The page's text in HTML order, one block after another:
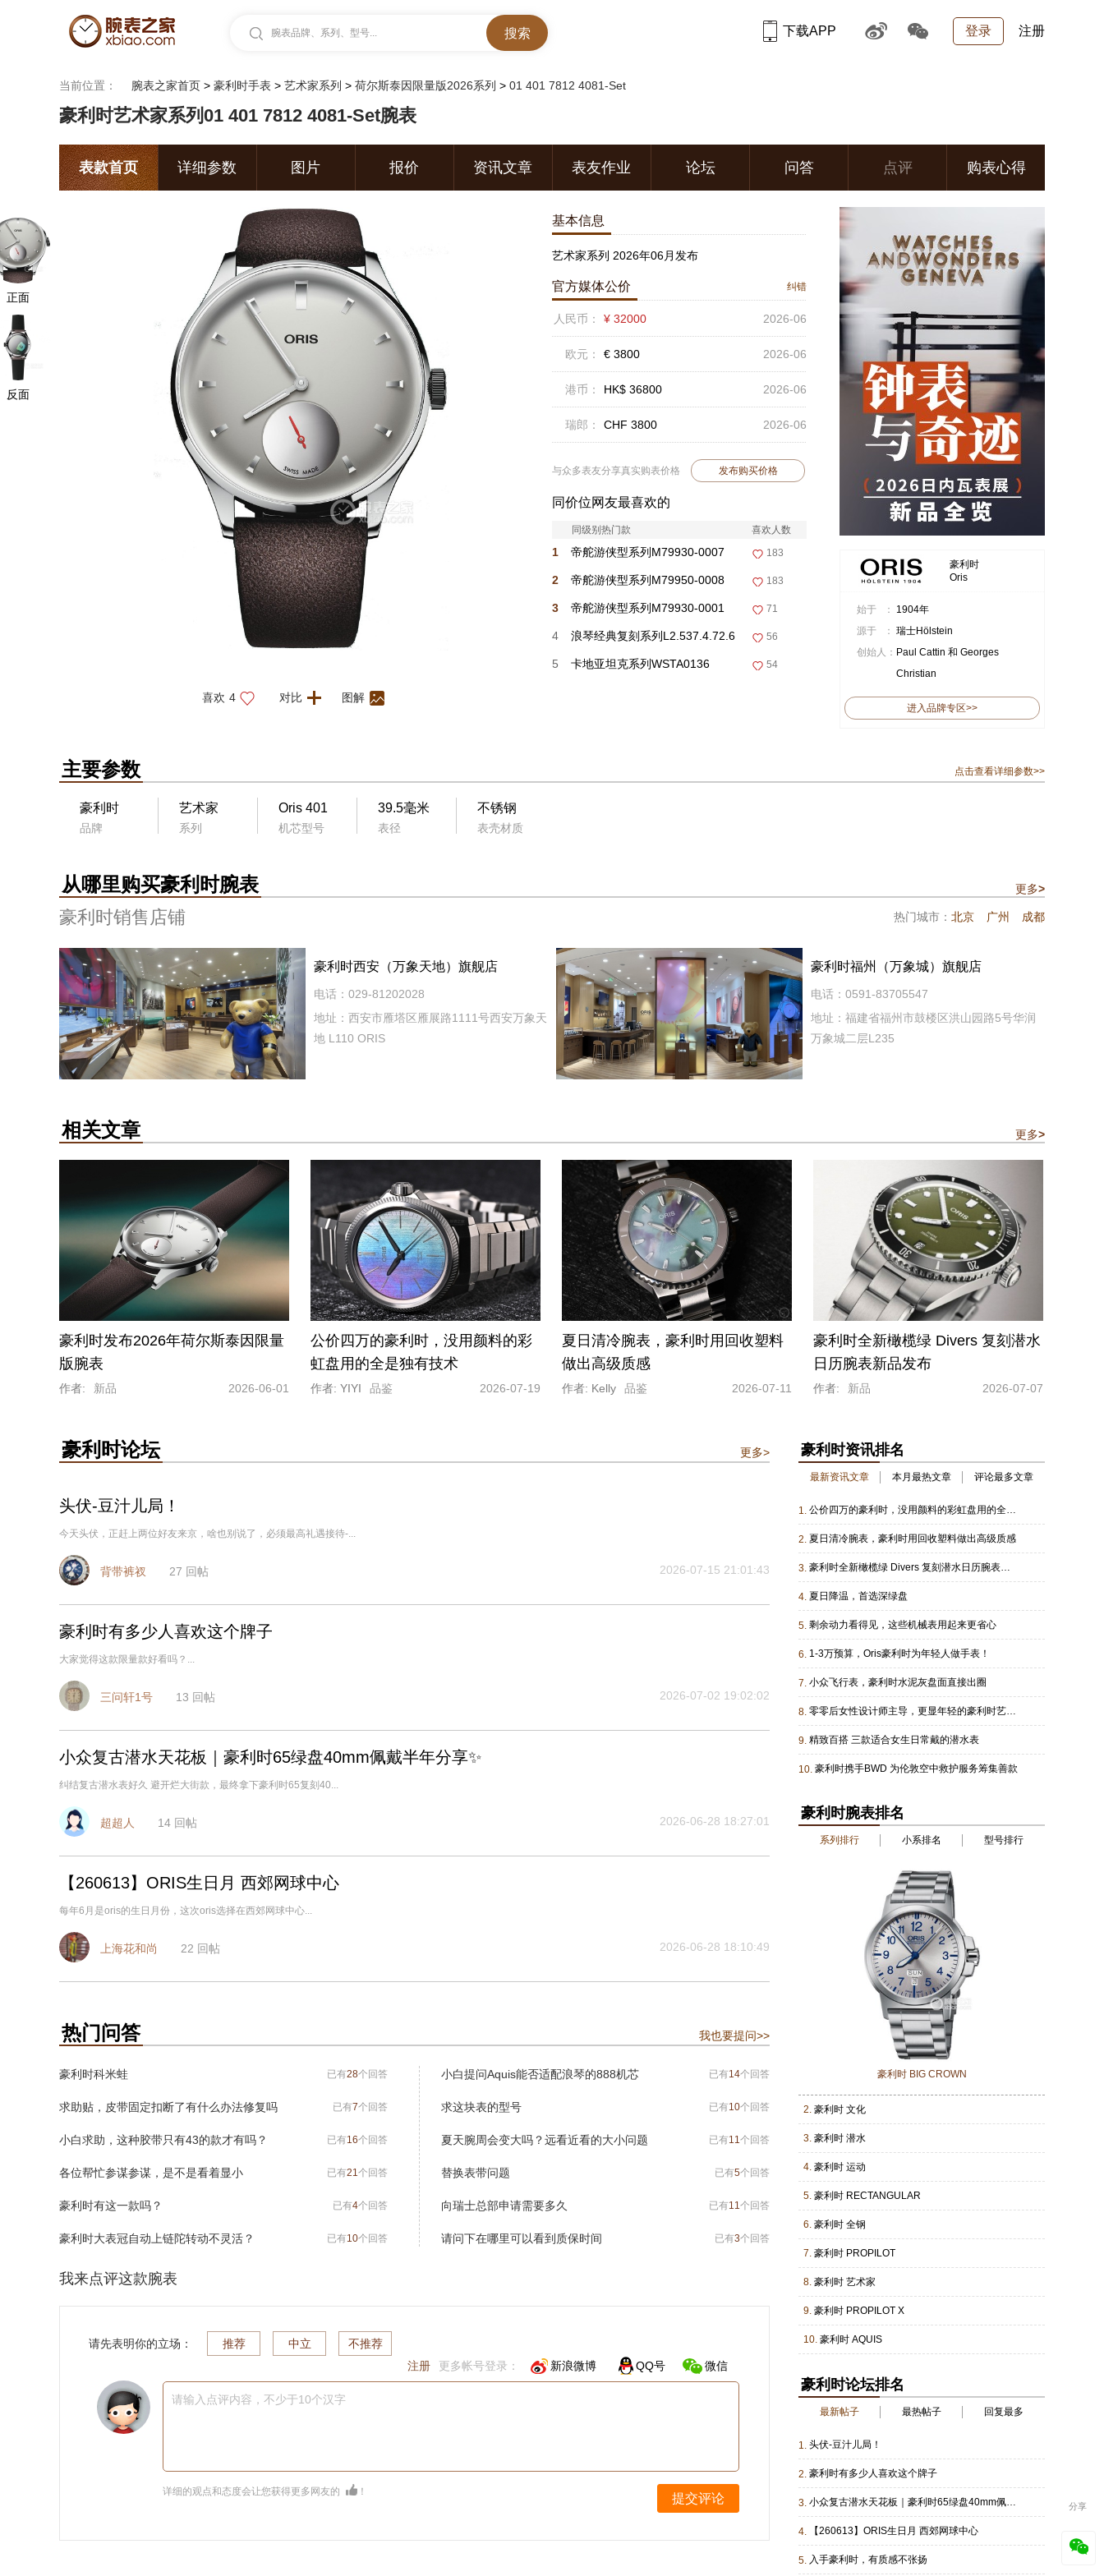
腕表品牌、系列、型号... 登录 注册
下载APP
当前位置： 腕表之家首页 > 豪利时手表 > 艺术家系列 > 荷尔斯泰因限量版2026系列 > 01 401 7812 4081-Set
豪利时艺术家系列01 401 7812 4081-Set腕表
表款首页 详细参数 图片 报价 资讯文章 表友作业 论坛 问答 点评 购表心得
正面
反面
喜欢 4 对比 图解
基本信息
艺术家系列 2026年06月发布
官方媒体公价 纠错
人民币： ¥ 32000 2026-06
欧元： € 3800 2026-06
港币： HK$ 36800 2026-06
瑞郎： CHF 3800 2026-06
与众多表友分享真实购表价格 发布购买价格
同价位网友最喜欢的
同级别热门款 喜欢人数
1 帝舵游侠型系列M79930-0007 183
2 帝舵游侠型系列M79950-0008 183
3 帝舵游侠型系列M79930-0001 71
4 浪琴经典复刻系列L2.537.4.72.6 56
5 卡地亚坦克系列WSTA0136 54
豪利时
Oris
始于 ：
1904年
源于 ： 瑞士Hölstein
创始人： Paul Cattin 和 Georges
Christian
进入品牌专区>>
主要参数 点击查看详细参数>>
豪利时
品牌
艺术家
系列
Oris 401
机芯型号
39.5毫米
表径
不锈钢
表壳材质
从哪里购买豪利时腕表 更多>
豪利时销售店铺 热门城市： 北京 广州 成都
豪利时西安（万象天地）旗舰店
电话：029-81202028
地址：西安市雁塔区雁展路1111号西安万象天
地 L110 ORIS
豪利时福州（万象城）旗舰店
电话：0591-83705547
地址：福建省福州市鼓楼区洪山园路5号华润
万象城二层L235
相关文章 更多>
豪利时发布2026年荷尔斯泰因限量
版腕表
作者: 新品 2026-06-01
公价四万的豪利时，没用颜料的彩
虹盘用的全是独有技术
作者: YIYI 品鉴 2026-07-19
夏日清冷腕表，豪利时用回收塑料
做出高级质感
作者: Kelly 品鉴 2026-07-11
豪利时全新橄榄绿 Divers 复刻潜水
日历腕表新品发布
作者: 新品 2026-07-07
豪利时论坛 更多>
头伏-豆汁儿局！
今天头伏，正赶上两位好友来京，啥也别说了，必须最高礼遇接待-...
背带裤衩 27 回帖 2026-07-15 21:01:43
豪利时有多少人喜欢这个牌子
大家觉得这款限量款好看吗？...
三问轩1号 13 回帖 2026-07-02 19:02:02
小众复古潜水天花板｜豪利时65绿盘40mm佩戴半年分享✨
纠结复古潜水表好久 避开烂大街款，最终拿下豪利时65复刻40...
超超人 14 回帖 2026-06-28 18:27:01
【260613】ORIS生日月 西郊网球中心
每年6月是oris的生日月份，这次oris选择在西郊网球中心...
上海花和尚 22 回帖 2026-06-28 18:10:49
热门问答 我也要提问>>
豪利时科米蛙 已有28个回答
求助贴，皮带固定扣断了有什么办法修复吗 已有7个回答
小白求助，这种胶带只有43的款才有吗？ 已有16个回答
各位帮忙参谋参谋，是不是看着显小 已有21个回答
豪利时有这一款吗？ 已有4个回答
豪利时大表冠自动上链陀转动不灵活？ 已有10个回答
小白提问Aquis能否适配浪琴的888机芯 已有14个回答
求这块表的型号 已有10个回答
夏天腕周会变大吗？远看近看的大小问题 已有11个回答
替换表带问题 已有5个回答
向瑞士总部申请需要多久 已有11个回答
请问下在哪里可以看到质保时间 已有3个回答
我来点评这款腕表
注册 更多帐号登录： 新浪微博 QQ号 微信
请先表明你的立场： 推荐 中立 不推荐
请输入点评内容，不少于10个汉字
详细的观点和态度会让您获得更多网友的 ！ 提交评论
豪利时资讯排名
最新资讯文章 本月最热文章 评论最多文章
1. 公价四万的豪利时，没用颜料的彩虹盘用的全是独有技术
2. 夏日清冷腕表，豪利时用回收塑料做出高级质感
3. 豪利时全新橄榄绿 Divers 复刻潜水日历腕表新品发布
4. 夏日降温，首选深绿盘
5. 剩余动力看得见，这些机械表用起来更省心
6. 1-3万预算，Oris豪利时为年轻人做手表！
7. 小众飞行表，豪利时水泥灰盘面直接出圈
8. 零零后女性设计师主导，更显年轻的豪利时艺术家
9. 精致百搭 三款适合女生日常戴的潜水表
10. 豪利时携手BWD 为伦敦空中救护服务筹集善款
豪利时腕表排名
系列排行 小系排名 型号排行
豪利时 BIG CROWN
2. 豪利时 文化
3. 豪利时 潜水
4. 豪利时 运动
5. 豪利时 RECTANGULAR
6. 豪利时 全钢
7. 豪利时 PROPILOT
8. 豪利时 艺术家
9. 豪利时 PROPILOT X
10. 豪利时 AQUIS
豪利时论坛排名
最新帖子 最热帖子 回复最多
1. 头伏-豆汁儿局！
2. 豪利时有多少人喜欢这个牌子
3. 小众复古潜水天花板｜豪利时65绿盘40mm佩戴半年分享✨
4. 【260613】ORIS生日月 西郊网球中心
5. 入手豪利时，有质感不张扬
分享